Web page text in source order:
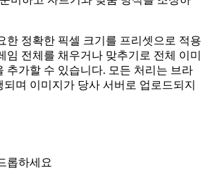
한 정확한 픽셀 크기를 프리셋으로 적용
임 전체를 채우거나 맞추기로 전체 이미
추가할 수 있습니다. 모든 처리는 브라
며 이미지가 당사 서버로 업로드되지
롭하세요